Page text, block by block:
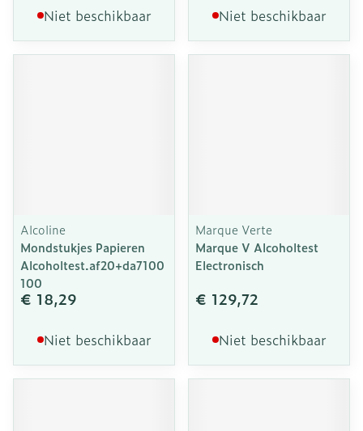
Niet beschikbaar Niet beschikbaar
Alcoline
Mondstukjes Papieren
Alcoholtest.af20+da7100
100
€ 18,29
Niet beschikbaar
Marque Verte
Marque V Alcoholtest
Electronisch
€ 129,72
Niet beschikbaar